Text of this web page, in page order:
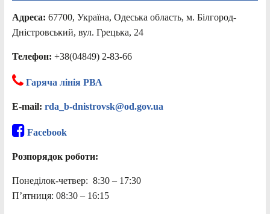
Адреса: 67700, Україна, Одеська область, м. Білгород-
Дністровський, вул. Грецька, 24
Телефон: +38(04849) 2-83-66
Гаряча лінія РВА
E-mail: rda_b-dnistrovsk@od.gov.ua
Facebook
Розпорядок роботи:
Понеділок-четвер: 8:30 – 17:30
П’ятниця: 08:30 – 16:15